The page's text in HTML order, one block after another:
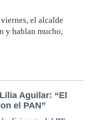
el alcalde
y hablan mucho,
Aguilar: “El
el PAN”